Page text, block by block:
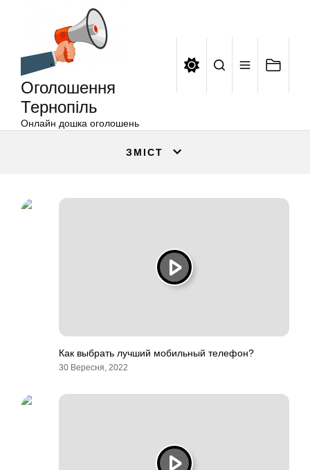
Оголошення
Тернопіль
Онлайн дошка оголошень
ЗМІСТ
Как выбрать лучший мобильный телефон?
30 Вересня, 2022